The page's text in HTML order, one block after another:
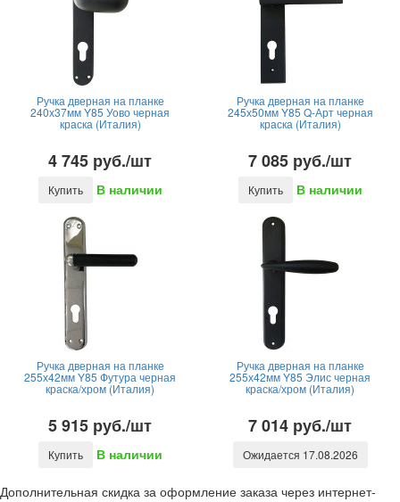
Ручка дверная на планке
240х37мм Y85 Уово черная
краска (Италия)
4 745 руб./шт
Купить В наличии
Ручка дверная на планке
245х50мм Y85 Q-Арт черная
краска (Италия)
7 085 руб./шт
Купить В наличии
Ручка дверная на планке
255х42мм Y85 Футура черная
краска/хром (Италия)
5 915 руб./шт
Купить В наличии
Ручка дверная на планке
255х42мм Y85 Элис черная
краска/хром (Италия)
7 014 руб./шт
Ожидается 17.08.2026
Дополнительная скидка за оформление заказа через интернет-